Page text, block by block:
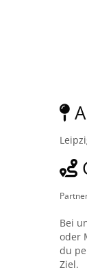
Bei
oder
du
Ziel.